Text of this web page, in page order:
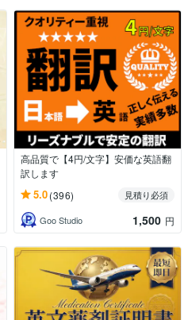
高品質で【4円/文字】安価な英語翻
訳します
5.0(396)
見積り必須
Goo Studio
1,500 円